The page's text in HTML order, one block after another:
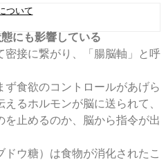
ついて
にも影響している
密接に繋がり、「腸脳軸」と呼
食欲のコントロールがあげら
るホルモンが脳に送られて、
を止めるのか、脳から指令が出
ウ糖）は食物が消化されたこ